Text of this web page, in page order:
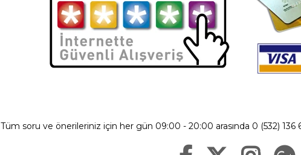
Tüm soru ve önerileriniz için her gün 09:00 - 20:00 arasında 0 (532)